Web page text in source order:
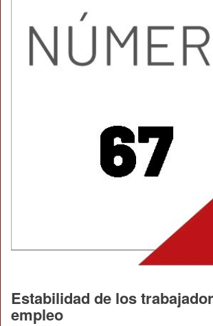
Estabilidad de los
empleo